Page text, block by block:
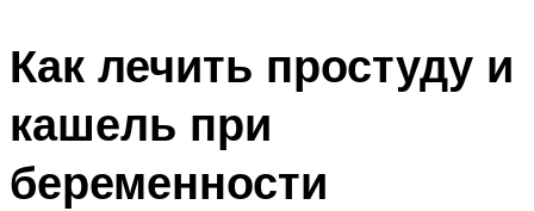
Как лечить простуду и
кашель при
беременности